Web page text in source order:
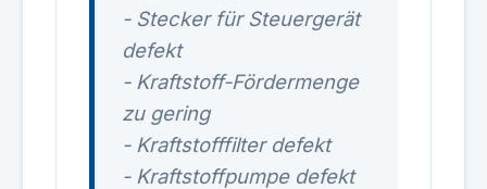
- Stecker für Steuergerät
defekt
- Kraftstoff-Fördermenge
zu gering
- Kraftstofffilter defekt
- Kraftstoffpumpe defekt